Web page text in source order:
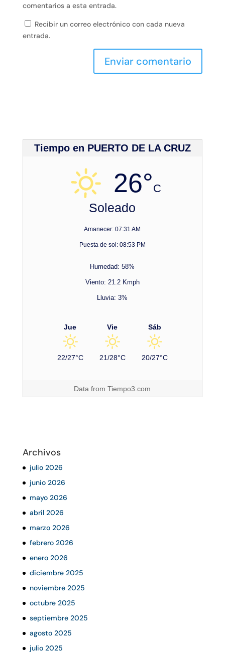
comentarios a esta entrada.
Recibir un correo electrónico con cada nueva
entrada.
Tiempo en PUERTO DE LA CRUZ
26°C
Soleado
Amanecer: 07:31 AM
Puesta de sol: 08:53 PM
Humedad: 58%
Viento: 21.2 Kmph
Lluvia: 3%
Jue
22/27°C
Vie
21/28°C
Sáb
20/27°C
Data fromTiempo3.com
Archivos
julio 2026
junio 2026
mayo 2026
abril 2026
marzo 2026
febrero 2026
enero 2026
diciembre 2025
noviembre 2025
octubre 2025
septiembre 2025
agosto 2025
julio 2025